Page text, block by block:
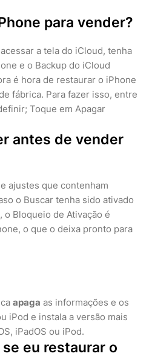
para vender?
a tela do iCloud, tenha
e o Backup do iCloud
é hora de restaurar o iPhone
fábrica. Para fazer isso, entre
Toque em Apagar
antes de vender
ajustes que contenham
o Buscar tenha sido ativado
Bloqueio de Ativação é
o que o deixa pronto para
apaga as informações e os
iPod e instala a versão mais
iPadOS ou iPod.
eu restaurar o